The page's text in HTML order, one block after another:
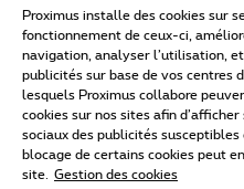
Conditions d'utilisation
Tous droits réservés. © 2026
Conditions générales, info
Proximus installe des cookies sur
fonctionnement de ceux-ci,
navigation, analyser l’utilisation,
publicités sur base de vos centres
lesquels Proximus collabore
cookies sur nos sites afin
sociaux des publicités
blocage de certains cookies peut
site.
Gestion des cookies